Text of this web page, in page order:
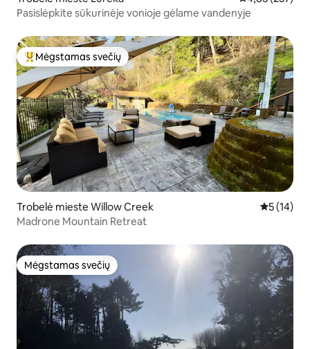
Pasislėpkite sūkurinėje vonioje gėlame vandenyje
Svečių mėgstamiausias
Mėgstamas svečių
Trobelė mieste Willow Creek Vidutinis
5 (14)
Madrone Mountain Retreat
Mėgstamas svečių
Mėgstamas svečių